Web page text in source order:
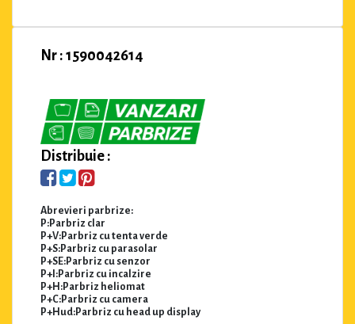
Nr : 1590042614
Distribuie :
Abrevieri parbrize:
P:Parbriz clar
P+V:Parbriz cu tenta verde
P+S:Parbriz cu parasolar
P+SE:Parbriz cu senzor
P+I:Parbriz cu incalzire
P+H:Parbriz heliomat
P+C:Parbriz cu camera
P+Hud:Parbriz cu head up display